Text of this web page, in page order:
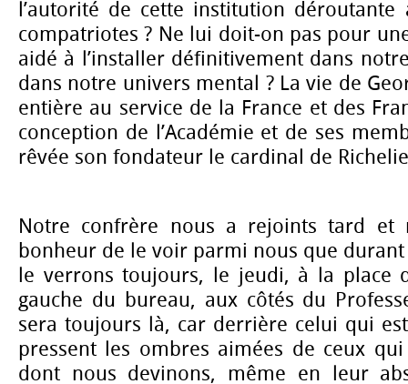
l’autorité de cette institution
compatriotes ? Ne lui doit-on pas pour
aidé à l’installer définitivement dans
dans notre univers mental ? La vie de
entière au service de la France et des
conception de l’Académie et de ses
rêvée son fondateur le cardinal de
Notre confrère nous a rejoints tard et
bonheur de le voir parmi nous que
le verrons toujours, le jeudi, à la place
gauche du bureau, aux côtés du
sera toujours là, car derrière celui qui
pressent les ombres aimées de ceux
dont nous devinons, même en leur